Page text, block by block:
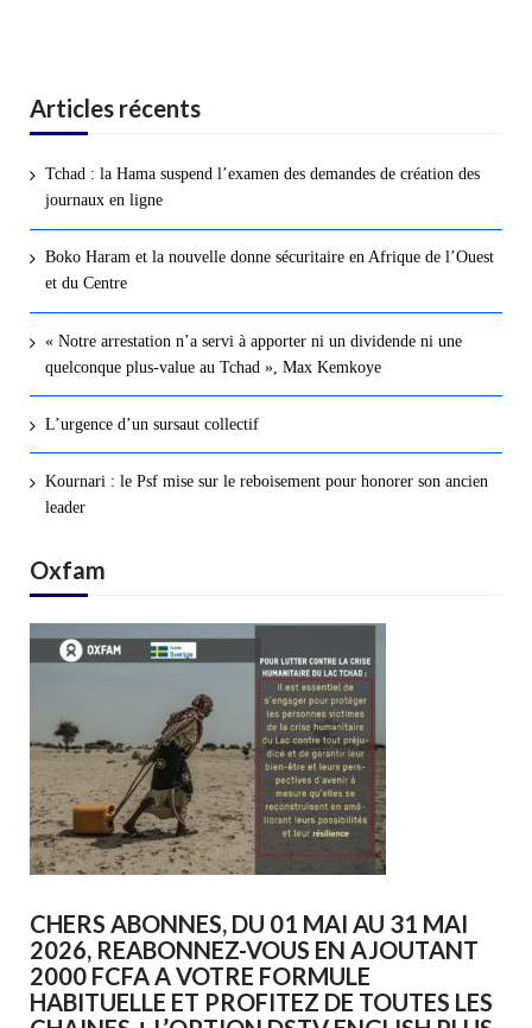
Articles récents
Tchad : la Hama suspend l’examen des demandes de création des
journaux en ligne
Boko Haram et la nouvelle donne sécuritaire en Afrique de l’Ouest
et du Centre
« Notre arrestation n’a servi à apporter ni un dividende ni une
quelconque plus-value au Tchad », Max Kemkoye
L’urgence d’un sursaut collectif
Kournari : le Psf mise sur le reboisement pour honorer son ancien
leader
Oxfam
CHERS ABONNES, DU 01 MAI AU 31 MAI
2026, REABONNEZ-VOUS EN AJOUTANT
2000 FCFA A VOTRE FORMULE
HABITUELLE ET PROFITEZ DE TOUTES LES